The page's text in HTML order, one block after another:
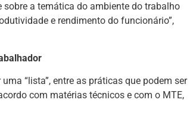
a temática do ambiente do trabalho
e rendimento do funcionário”,
“lista”, entre as práticas que podem ser
com matérias técnicos e com o MTE,